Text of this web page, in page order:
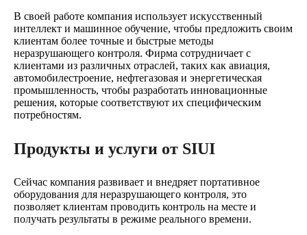
В своей работе компания использует искусственный
интеллект и машинное обучение, чтобы предложить своим
клиентам более точные и быстрые методы
неразрушающего контроля. Фирма сотрудничает с
клиентами из различных отраслей, таких как авиация,
автомобилестроение, нефтегазовая и энергетическая
промышленность, чтобы разработать инновационные
решения, которые соответствуют их специфическим
потребностям.
Продукты и услуги от SIUI
Сейчас компания развивает и внедряет портативное
оборудования для неразрушающего контроля, это
позволяет клиентам проводить контроль на месте и
получать результаты в режиме реального времени.